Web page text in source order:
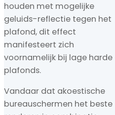
houden met mogelijke
geluids-reflectie tegen het
plafond, dit effect
manifesteert zich
voornamelijk bij lage harde
plafonds.
Vandaar dat akoestische
bureauschermen het beste